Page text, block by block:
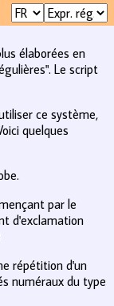
élaborées en
Le script
ce système,
quelques
par le
d'exclamation
répétition d'un
numéraux du type